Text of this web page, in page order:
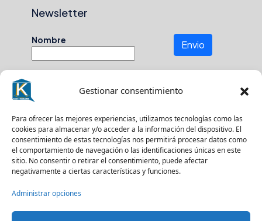
Gestionar consentimiento
Para ofrecer las mejores experiencias, utilizamos tecnologías como las
cookies para almacenar y/o acceder a la información del dispositivo. El
consentimiento de estas tecnologías nos permitirá procesar datos como
el comportamiento de navegación o las identificaciones únicas en este
sitio. No consentir o retirar el consentimiento, puede afectar
negativamente a ciertas características y funciones.
Administrar opciones
Newsletter
Nombre
Número de teléfono
En que zona buscas?
Envio
actualizaciones.